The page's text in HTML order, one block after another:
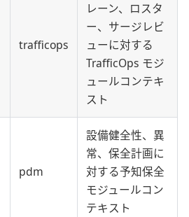
trafficops
レーン、ロスタ
ー、サージレビ
ューに対する
TrafficOps モジ
ュールコンテキ
スト
pdm
設備健全性、異
常、保全計画に
対する予知保全
モジュールコン
テキスト